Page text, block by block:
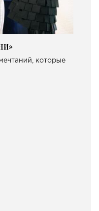
которые